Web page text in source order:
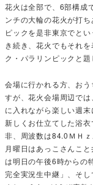
花火は全部で、 6部構成
ンチの大輪の花火が打ち
ピックを是非東京でと
き続き、花火でもそれ
ク・パラリンピックと題
会場に行かれる方、お
すが、花火会場周辺で
に入れながら楽しい週
新しくお仕立てした浴
非、周波数は84.0 ＭＨ
月曜日はあっこさんこ
は明日の午後6時からの
完全実況生中継」、そ